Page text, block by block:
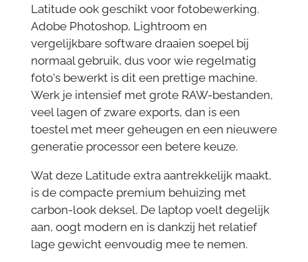
Latitude ook geschikt voor fotobewerking.
Adobe Photoshop, Lightroom en
vergelijkbare software draaien soepel bij
normaal gebruik, dus voor wie regelmatig
foto's bewerkt is dit een prettige machine.
Werk je intensief met grote RAW-bestanden,
veel lagen of zware exports, dan is een
toestel met meer geheugen en een nieuwere
generatie processor een betere keuze.
Wat deze Latitude extra aantrekkelijk maakt,
is de compacte premium behuizing met
carbon-look deksel. De laptop voelt degelijk
aan, oogt modern en is dankzij het relatief
lage gewicht eenvoudig mee te nemen.